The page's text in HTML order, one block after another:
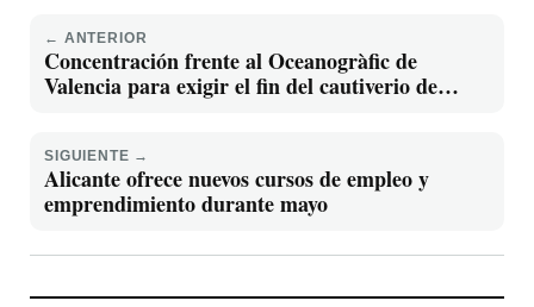
← ANTERIOR
Concentración frente al Oceanogràfic de
Valencia para exigir el fin del cautiverio de
SIGUIENTE →
Alicante ofrece nuevos cursos de empleo y
emprendimiento durante mayo